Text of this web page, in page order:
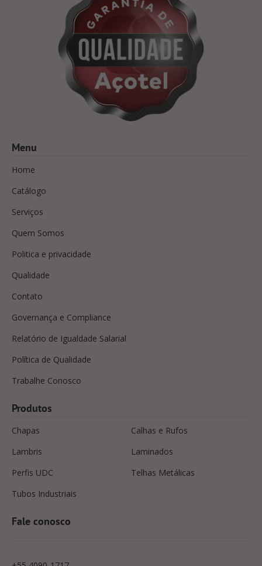
Menu
Home
Catálogo
Serviços
Quem Somos
Politica e privacidade
Qualidade
Contato
Governança e Compliance
Relatório de Igualdade Salarial
Política de Qualidade
Trabalhe Conosco
Produtos
Chapas
Calhas e Rufos
Lambris
Laminados
Perfis UDC
Telhas Metálicas
Tubos Industriais
Fale conosco